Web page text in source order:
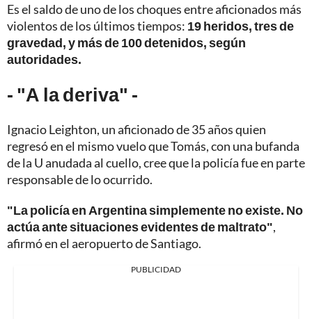
Es el saldo de uno de los choques entre aficionados más
violentos de los últimos tiempos: 19 heridos, tres de
gravedad, y más de 100 detenidos, según
autoridades.
- "A la deriva" -
Ignacio Leighton, un aficionado de 35 años quien
regresó en el mismo vuelo que Tomás, con una bufanda
de la U anudada al cuello, cree que la policía fue en parte
responsable de lo ocurrido.
"La policía en Argentina simplemente no existe. No
actúa ante situaciones evidentes de maltrato",
afirmó en el aeropuerto de Santiago.
PUBLICIDAD